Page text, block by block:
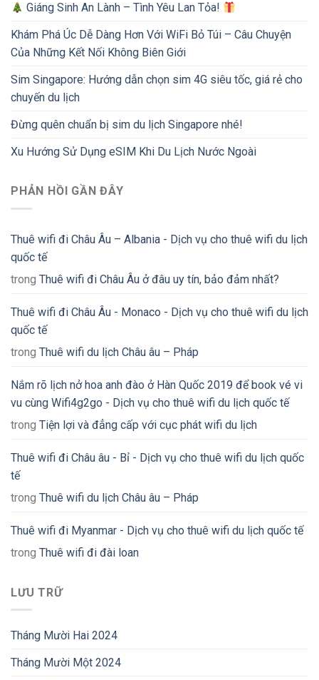
Giáng Sinh An Lành – Tình Yêu Lan Tỏa!
Khám Phá Úc Dễ Dàng Hơn Với WiFi Bỏ Túi – Câu Chuyện
Của Những Kết Nối Không Biên Giới
Sim Singapore: Hướng dẫn chọn sim 4G siêu tốc, giá rẻ cho
chuyến du lịch
Đừng quên chuẩn bị sim du lịch Singapore nhé!
Xu Hướng Sử Dụng eSIM Khi Du Lịch Nước Ngoài
PHẢN HỒI GẦN ĐÂY
Thuê wifi đi Châu Âu – Albania - Dịch vụ cho thuê wifi du lịch
quốc tế
trong Thuê wifi đi Châu Âu ở đâu uy tín, bảo đảm nhất?
Thuê wifi đi Châu Âu - Monaco - Dịch vụ cho thuê wifi du lịch
quốc tế
trong Thuê wifi du lịch Châu âu – Pháp
Nắm rõ lịch nở hoa anh đào ở Hàn Quốc 2019 để book vé vi
vu cùng Wifi4g2go - Dịch vụ cho thuê wifi du lịch quốc tế
trong Tiện lợi và đẳng cấp với cục phát wifi du lịch
Thuê wifi đi Châu âu - Bỉ - Dịch vụ cho thuê wifi du lịch quốc
tế
trong Thuê wifi du lịch Châu âu – Pháp
Thuê wifi đi Myanmar - Dịch vụ cho thuê wifi du lịch quốc tế
trong Thuê wifi đi đài loan
LƯU TRỮ
Tháng Mười Hai 2024
Tháng Mười Một 2024